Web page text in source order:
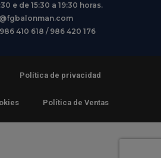
e de 15:30 a 19:30 horas.
410 618 / 986 420 176
Política de privacidad
Política de Ventas